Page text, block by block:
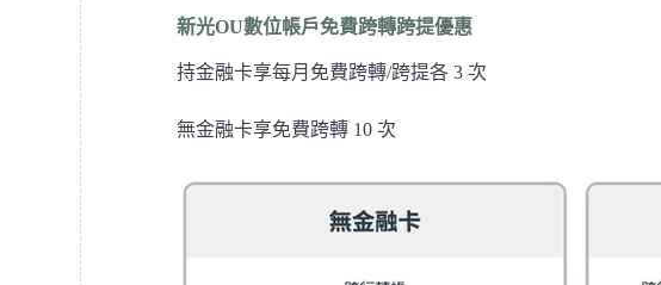
新光OU數位帳戶免費跨轉跨提優惠
持金融卡享每月免費跨轉/跨提各 3 次
無金融卡享免費跨轉 10 次